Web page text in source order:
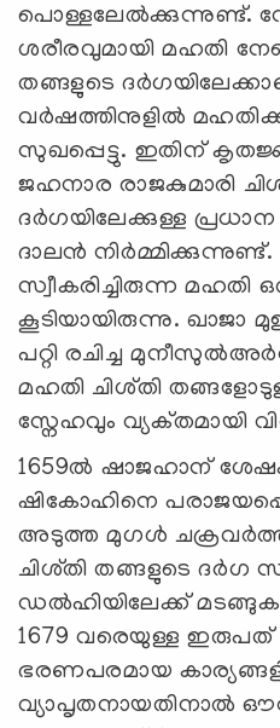
പൊള്ളലേൽക്കുന്നുണ്ട്.
ശരീരവുമായി മഹതി
തങ്ങളുടെ
വർഷത്തിനുളിൽ
സുഖപ്പെട്ടു. ഇതിന്
ജഹനാര രാജകുമാരി
ദർഗയിലേക്കുള്ള
ദാലൻ
സ്വീകരിച്ചിരുന്ന മഹതി
കൂടിയായിരുന്നു. ഖാജാ
പറ്റി രചിച്ച
മഹതി ചിശ്തി
സ്നേഹവും വ്യക്‌തമായി
1659ൽ ഷാജഹാന്
ഷികോഹിനെ
അടുത്ത മുഗൾ
ചിശ്തി തങ്ങളുടെ ദർഗ
ഡൽഹിയിലേക്ക്
1679 വരെയുള്ള ഇരുപത്
ഭരണപരമായ
വ്യാപൃതനായതിനാൽ